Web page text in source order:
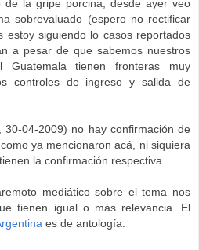
de la gripe porcina, desde ayer veo
sobrevaluado (espero no rectificar
estoy siguiendo lo casos reportados
a pesar de que sabemos nuestros
Guatemala tienen fronteras muy
controles de ingreso y salida de
30-04-2009) no hay confirmación de
ya mencionaron acá, ni siquiera
la confirmación respectiva.
mediático sobre el tema nos
tienen igual o más relevancia. El
es de antología.